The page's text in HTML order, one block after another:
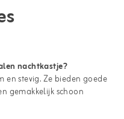
nachtkastje?
en stevig. Ze bieden goede
gemakkelijk schoon